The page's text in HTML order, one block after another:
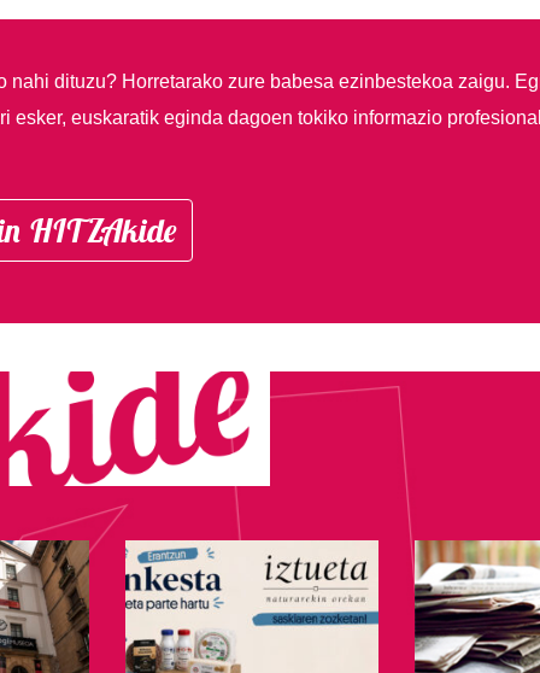
nahi dituzu? Horretarako zure babesa ezinbestekoa zaigu.
esker, euskaratik eginda dagoen tokiko informazio
HITZAkide